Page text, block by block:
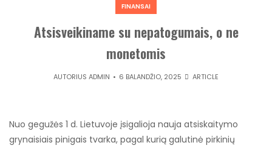
FINANSAI
Atsisveikiname su nepatogumais, o ne
monetomis
AUTORIUSADMIN 6 BALANDŽIO, 2025 ARTICLE
Nuo gegužės 1 d. Lietuvoje įsigalioja nauja atsiskaitymo
grynaisiais pinigais tvarka, pagal kurią galutinė pirkinių